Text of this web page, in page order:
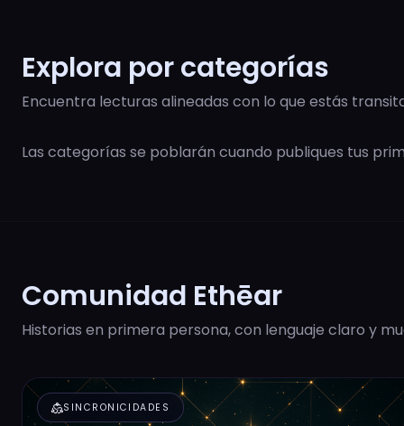
Explora por categorías
Encuentra lecturas alineadas con lo que estás
Las categorías se poblarán cuando publiques tus
Comunidad Ethēar
Historias en primera persona, con lenguaje claro y
diversity_2SINCRONICIDADES